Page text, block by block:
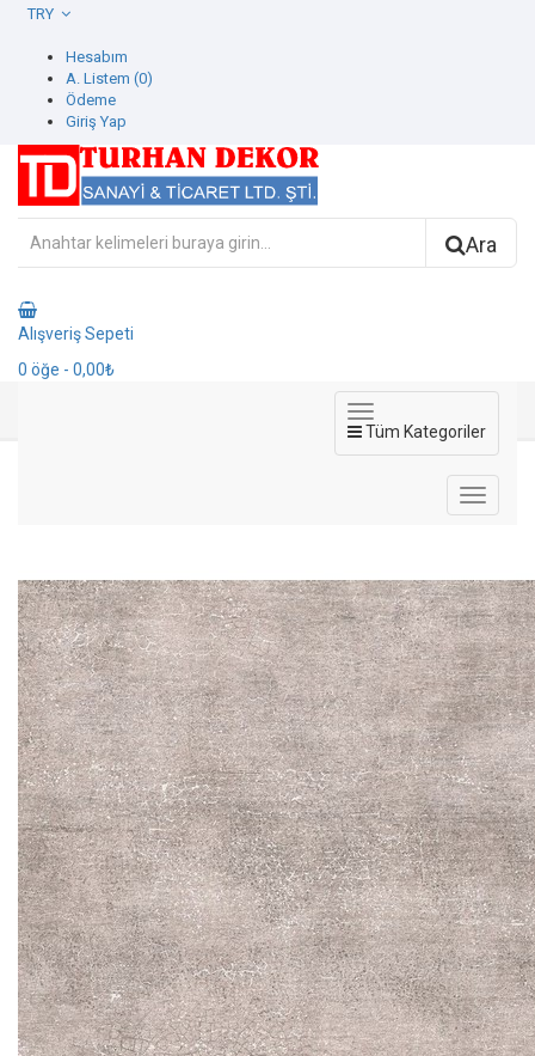
Hesabım
A. Listem (0)
Ödeme
Giriş Yap
Ara
Alışveriş Sepeti
0 öğe - 0,00₺
Tüm Kategoriler